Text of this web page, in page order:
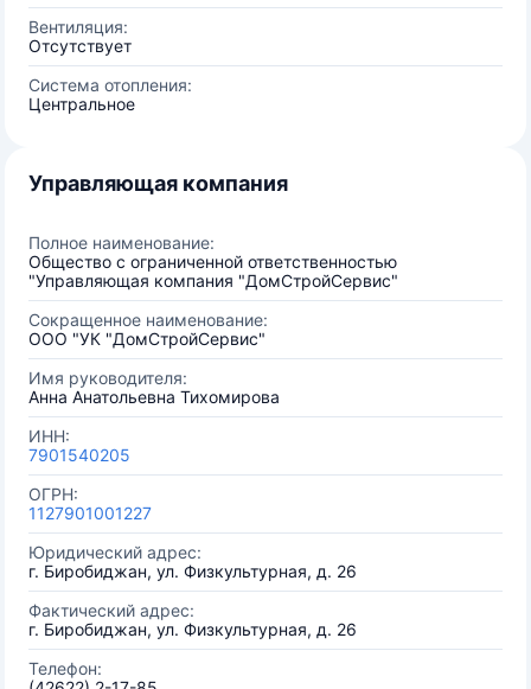
Вентиляция:
Отсутствует
Система отопления:
Центральное
Управляющая компания
Полное наименование:
Общество с ограниченной ответственностью
"Управляющая компания "ДомСтройСервис"
Сокращенное наименование:
ООО "УК "ДомСтройСервис"
Имя руководителя:
Анна Анатольевна Тихомирова
ИНН:
7901540205
ОГРН:
1127901001227
Юридический адрес:
г. Биробиджан, ул. Физкультурная, д. 26
Фактический адрес:
г. Биробиджан, ул. Физкультурная, д. 26
Телефон: